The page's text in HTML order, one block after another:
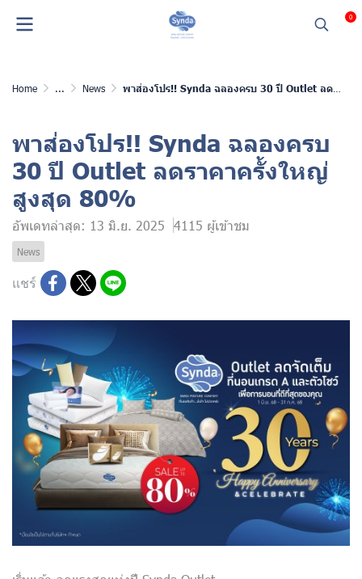
0
Home ... News พาส่องโปร!! Synda ฉลองครบ 30 ปี Outlet ลดราคาครั้งใหญ่สูงสุด 80%
พาส่องโปร!! Synda ฉลองครบ
30 ปี Outlet ลดราคาครั้งใหญ่
สูงสุด 80%
อัพเดทล่าสุด: 13 มิ.ย. 2025 4115 ผู้เข้าชม
News
แชร์